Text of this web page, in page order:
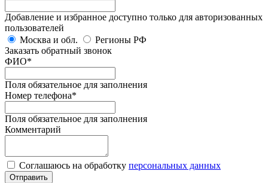
Добавление и избранное доступно только для авторизованных
пользователей
Москва и обл.
Регионы РФ
Заказать обратный звонок
ФИО*
Поля обязательное для заполнения
Номер телефона*
Поля обязательное для заполнения
Комментарий
Соглашаюсь на обработку персональных данных
Отправить